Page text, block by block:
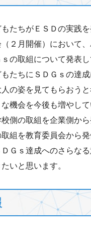
もたちがＥＳＤの実践
２月開催）において
の取組について発表し
たちにＳＤＧｓの達
の姿を見てもらおうと
機会を今後も増やし
側の取組を企業側か
取組を教育委員会から
Ｇｓ達成へのさらな
いと思います。